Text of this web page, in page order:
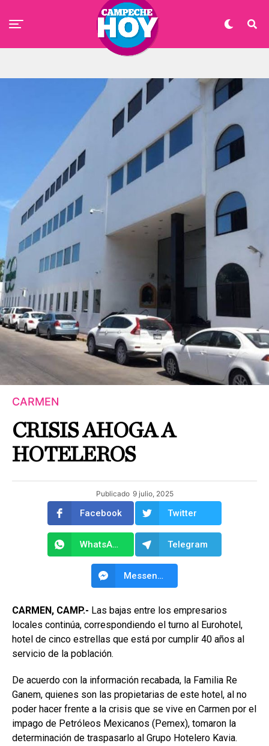
CARMEN
CRISIS AHOGA A
HOTELEROS
Publicado 9 julio, 2025
Facebook Twitter
WhatsApp Telegram
Messenger
CARMEN, CAMP.- Las bajas entre los empresarios
locales continúa, correspondiendo el turno al Eurohotel,
hotel de cinco estrellas que está por cumplir 40 años al
servicio de la población.
De acuerdo con la información recabada, la Familia Re
Ganem, quienes son las propietarias de este hotel, al no
poder hacer frente a la crisis que se vive en Carmen por el
impago de Petróleos Mexicanos (Pemex), tomaron la
determinación de traspasarlo al Grupo Hotelero Kavia.